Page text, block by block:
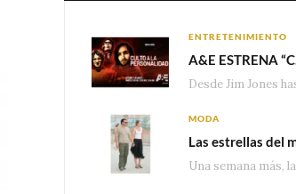
ENTRETENIMIENTO
A&E
MODA